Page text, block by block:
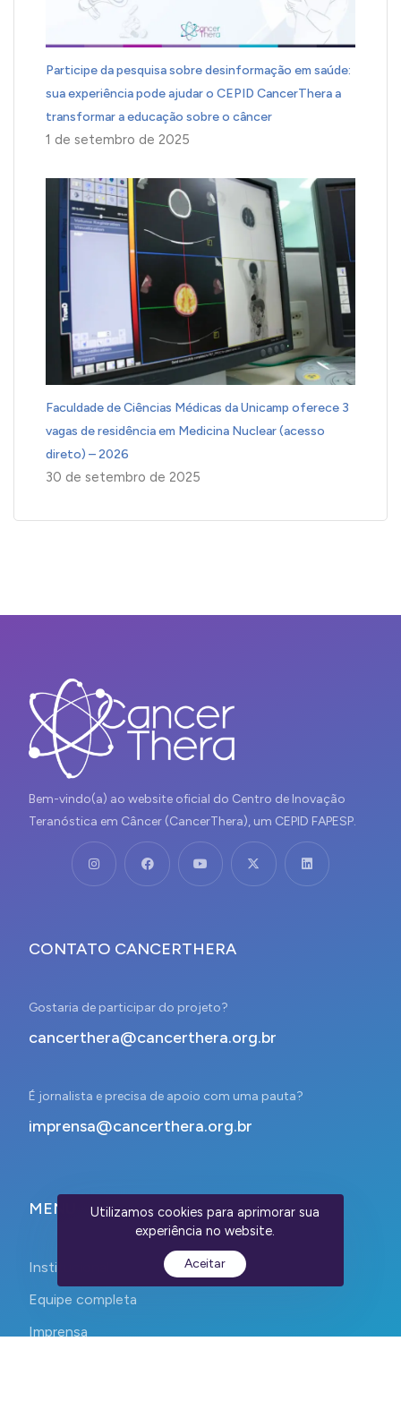
Participe da pesquisa sobre desinformação em saúde:
sua experiência pode ajudar o CEPID CancerThera a
transformar a educação sobre o câncer
1 de setembro de 2025
Faculdade de Ciências Médicas da Unicamp oferece 3
vagas de residência em Medicina Nuclear (acesso
direto) – 2026
30 de setembro de 2025
Bem-vindo(a) ao website oficial do Centro de Inovação
Teranóstica em Câncer (CancerThera), um CEPID FAPESP.
CONTATO CANCERTHERA
Gostaria de participar do projeto?
cancerthera@cancerthera.org.br
É jornalista e precisa de apoio com uma pauta?
imprensa@cancerthera.org.br
MENU
Institucional
Equipe completa
Imprensa
Utilizamos cookies para aprimorar sua
experiência no website.
Aceitar